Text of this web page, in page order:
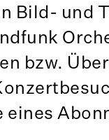
Bild- und
bzw.
eines